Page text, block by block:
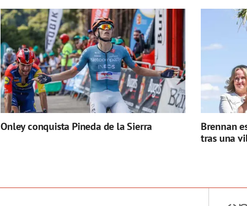
Onley conquista Pineda de la Sierra
Brennan
tras una